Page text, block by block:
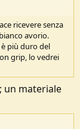
ricevere senza
avorio.
più duro del
grip, lo vedrei
un materiale